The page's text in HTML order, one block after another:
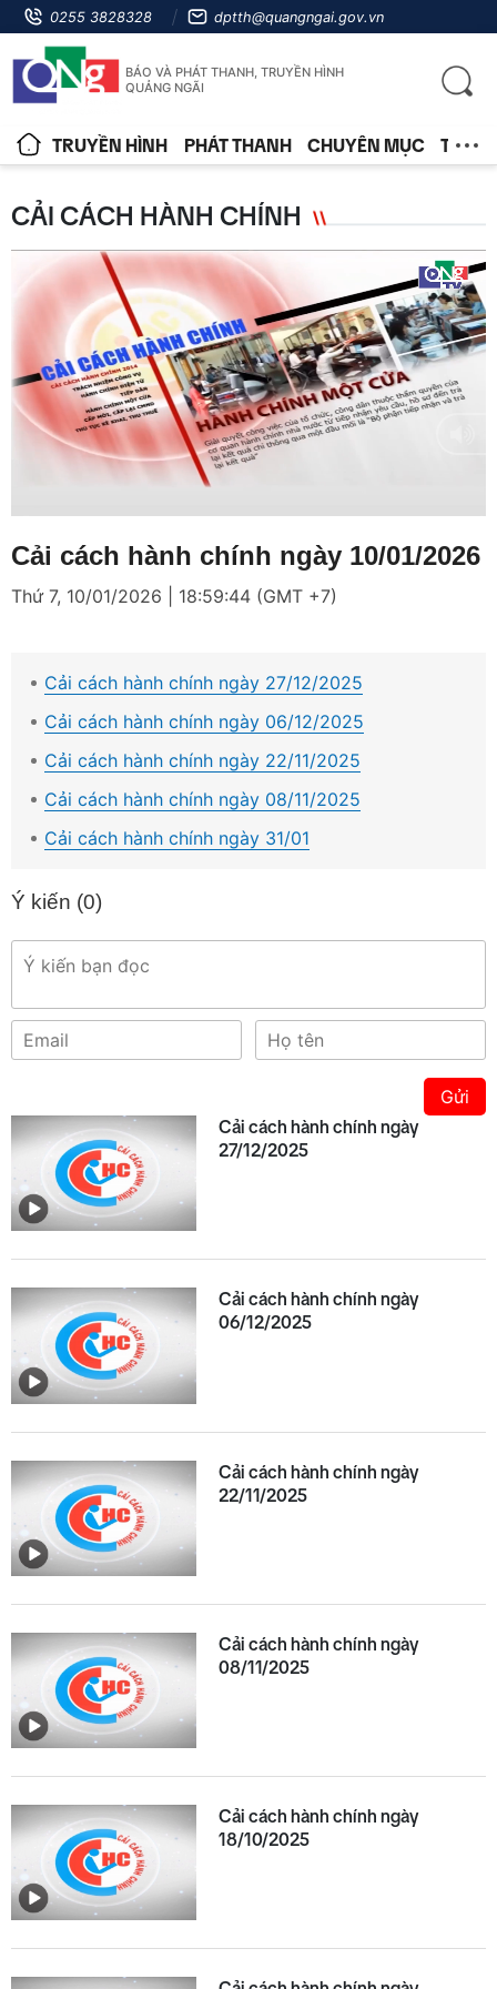
0255 3828328 dptth@quangngai.gov.vn
BÁO VÀ PHÁT THANH, TRUYỀN HÌNH
QUẢNG NGÃI
TRUYỀN HÌNH PHÁT THANH CHUYÊN MỤC TIN
CẢI CÁCH HÀNH CHÍNH
4.12%
Cải cách hành chính ngày 10/01/2026
Thứ 7, 10/01/2026 | 18:59:44 (GMT +7)
Cải cách hành chính ngày 27/12/2025
Cải cách hành chính ngày 06/12/2025
Cải cách hành chính ngày 22/11/2025
Cải cách hành chính ngày 08/11/2025
Cải cách hành chính ngày 31/01
Ý kiến (0)
Gửi
Cải cách hành chính ngày
27/12/2025
Cải cách hành chính ngày
06/12/2025
Cải cách hành chính ngày
22/11/2025
Cải cách hành chính ngày
08/11/2025
Cải cách hành chính ngày
18/10/2025